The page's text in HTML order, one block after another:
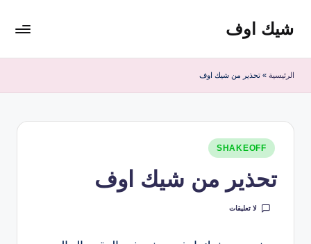
التجاوزشيك اوف
للقولون
ادمارك
الماليزية
مشروب
منظف
الرئيسية » تحذير من شيك اوف
نُشر
في
SHAKEOFF
تحذير من شيك اوف
لا تعليقات